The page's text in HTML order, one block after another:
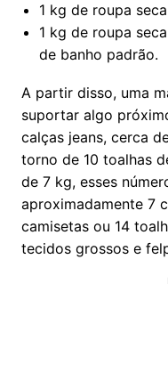
1 kg de roupa
1 kg de roupa
de banho padrão.
A partir disso, uma
suportar algo
calças jeans, cerca
torno de 10 toalhas
de 7 kg, esses
aproximadamente 7
camisetas ou 14
tecidos grossos e